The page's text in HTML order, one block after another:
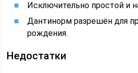
Исключительно простой и
Дантинорм разрешён для
рождения.
Недостатки